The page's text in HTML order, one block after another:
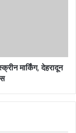
मार्किंग, देहरादून